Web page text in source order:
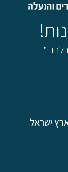
בלבד *
ישראל